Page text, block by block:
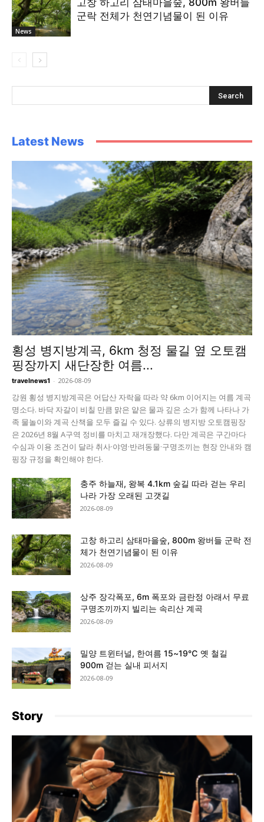
News
군락 전체가 천연기념물이 된 이유
Latest News
횡성 병지방계곡, 6km 청정 물길 옆 오토캠
핑장까지 새단장한 여름...
travelnews1 - 2026-08-09
강원 횡성 병지방계곡은 어답산 자락을 따라 약 6km 이어지는 여름 계곡
명소다. 바닥 자갈이 비칠 만큼 맑은 얕은 물과 깊은 소가 함께 나타나 가
족 물놀이와 계곡 산책을 모두 즐길 수 있다. 상류의 병지방 오토캠핑장
은 2026년 8월 A구역 정비를 마치고 재개장했다. 다만 계곡은 구간마다
수심과 이용 조건이 달라 취사·야영·반려동물·구명조끼는 현장 안내와 캠
핑장 규정을 확인해야 한다.
충주 하늘재, 왕복 4.1km 숲길 따라 걷는 우리
나라 가장 오래된 고갯길
2026-08-09
고창 하고리 삼태마을숲, 800m 왕버들 군락 전
체가 천연기념물이 된 이유
2026-08-09
상주 장각폭포, 6m 폭포와 금란정 아래서 무료
구명조끼까지 빌리는 속리산 계곡
2026-08-09
밀양 트윈터널, 한여름 15~19℃ 옛 철길
900m 걷는 실내 피서지
2026-08-09
Story